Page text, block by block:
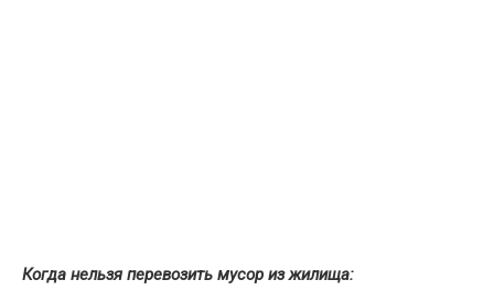
Когда нельзя перевозить мусор из жилища: